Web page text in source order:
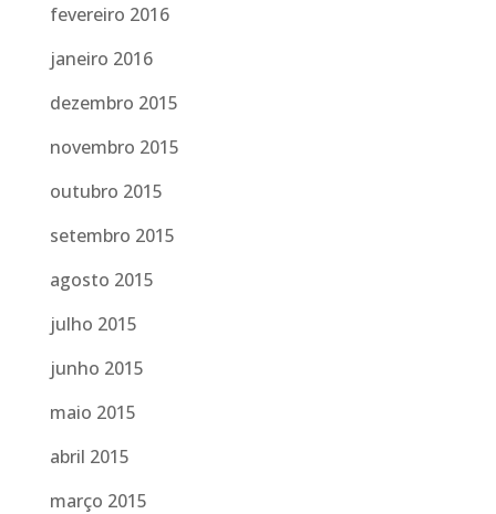
fevereiro 2016
janeiro 2016
dezembro 2015
novembro 2015
outubro 2015
setembro 2015
agosto 2015
julho 2015
junho 2015
maio 2015
abril 2015
março 2015